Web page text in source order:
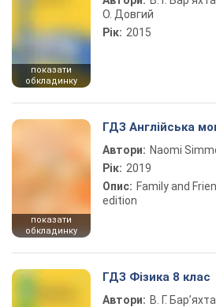
показати
обкладинку
О. Довгий
Рік: 2015
показати
обкладинку
ГДЗ Англійська
Автори: Naomi
Рік: 2019
Опис: Family and
edition
ГДЗ Фізика 8 клас
Автори: В. Г.